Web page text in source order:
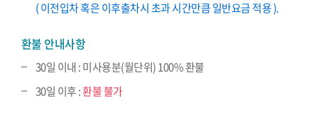
( 이전입차 혹은 이후출차시 초과 시간만큼 일반요금 적용 ).
환불 안내사항
30일 이내 : 미사용분(월단위) 100% 환불
30일 이후 :환불 불가